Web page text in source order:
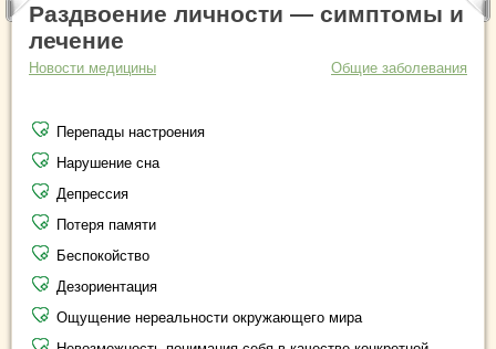
Раздвоение личности — симптомы и
лечение
Новости медицины Общие заболевания
Перепады настроения
Нарушение сна
Депрессия
Потеря памяти
Беспокойство
Дезориентация
Ощущение нереальности окружающего мира